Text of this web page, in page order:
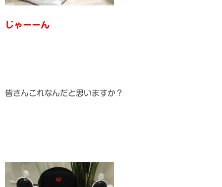
じゃーーん
皆さんこれなんだと思いますか？